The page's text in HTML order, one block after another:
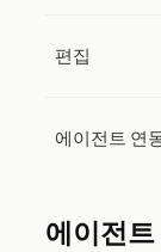
편집
에이전트 연
에이전